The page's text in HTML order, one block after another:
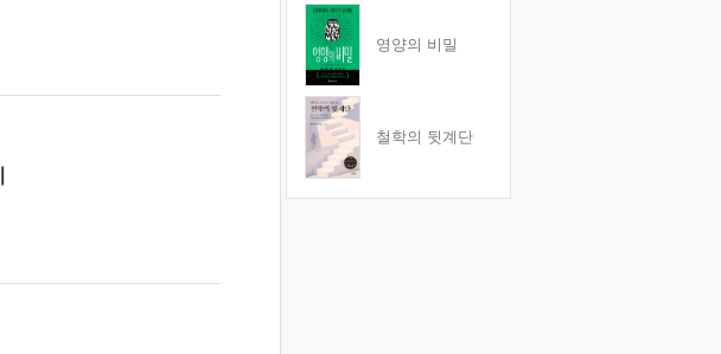
영양의 비밀
철학의 뒷계단